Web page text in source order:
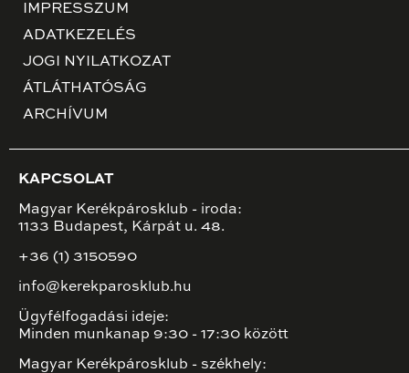
IMPRESSZUM
ADATKEZELÉS
JOGI NYILATKOZAT
ÁTLÁTHATÓSÁG
ARCHÍVUM
KAPCSOLAT
Magyar Kerékpárosklub - iroda:
1133 Budapest, Kárpát u. 48.
+36 (1) 3150590
info@kerekparosklub.hu
Ügyfélfogadási ideje:
Minden munkanap 9:30 - 17:30 között
Magyar Kerékpárosklub - székhely: